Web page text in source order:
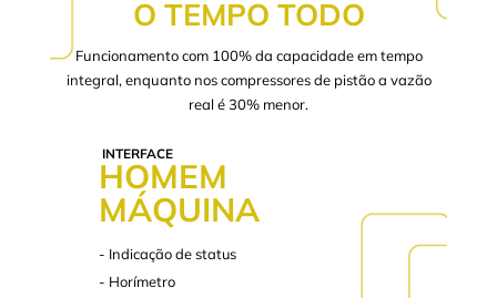
O TEMPO TODO
Funcionamento com 100% da capacidade em tempo
integral, enquanto nos compressores de pistão a vazão
real é 30% menor.
INTERFACE
HOMEM
MÁQUINA
- Indicação de status
- Horímetro